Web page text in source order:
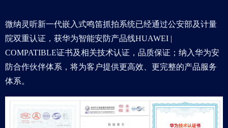
微纳灵听新一代嵌入式鸣笛抓拍系统已经通过公安部及计量
院双重认证，获华为智能安防产品线HUAWEI |
COMPATIBLE证书及相关技术认证，品质保证；纳入华为安
防合作伙伴体系，将为客户提供更高效、更完整的产品服务
体系。